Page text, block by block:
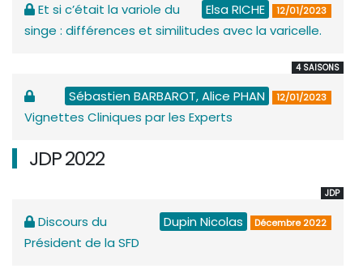
Elsa RICHE 12/01/2023
Et si c’était la variole du
singe : différences et similitudes avec la varicelle.
4 SAISONS
Sébastien BARBAROT, Alice PHAN 12/01/2023
Vignettes Cliniques par les Experts
JDP 2022
JDP
Dupin Nicolas Décembre 2022
Discours du
Président de la SFD